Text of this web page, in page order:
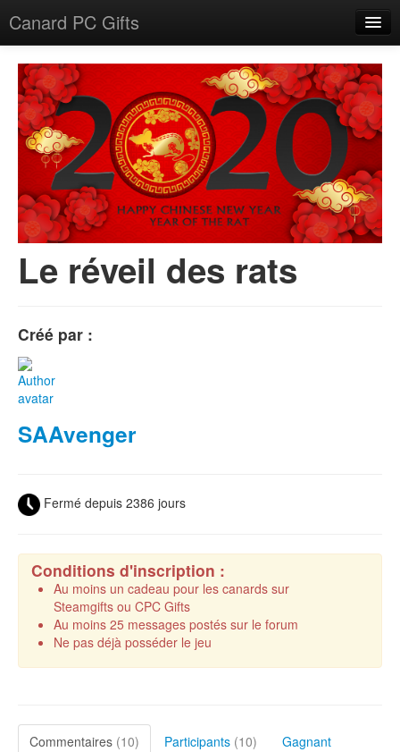
Canard PC Gifts
F.A.Q.
Connexion
Le réveil des rats
Créé par :
SAAvenger
Fermé depuis 2386 jours
Conditions d'inscription :
Au moins un cadeau pour les canards sur
Steamgifts ou CPC Gifts
Au moins 25 messages postés sur le forum
Ne pas déjà posséder le jeu
Commentaires (10) Participants (10) Gagnant